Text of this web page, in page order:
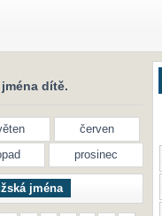
dítě.
červen
prosinec
jména